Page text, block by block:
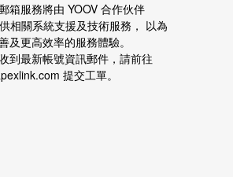
箱服務將由 YOOV 合作伙伴
相關系統支援及技術服務， 以為
及更高效率的服務體驗。
到最新帳號資訊郵件，請前往
提交工單。